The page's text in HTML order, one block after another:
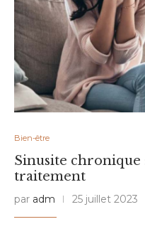
Bien-être
Sinusite chronique
traitement
par adm 25 juillet 2023